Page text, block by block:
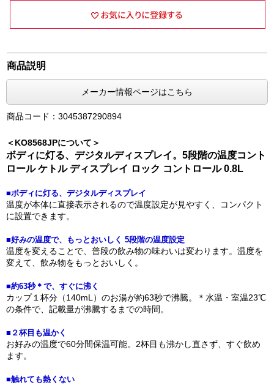
商品説明
メーカー情報ページはこちら
商品コード：3045387290894
＜KO8568JPについて＞
ボディに灯る、デジタルディスプレイ。5段階の温度コント
ロール ケトル ディスプレイ ロック コントロール 0.8L
■ボディに灯る、デジタルディスプレイ
温度が本体に直接表示されるので温度設定が見やすく、コンパクト
に設置できます。
■好みの温度で、もっとおいしく 5段階の温度設定
温度を変えることで、普段の飲み物の味わいは変わります。温度を
変えて、飲み物をもっとおいしく。
■約63秒＊で、すぐに沸く
カップ１杯分（140mL）のお湯が約63秒で沸騰。＊水温・室温23℃
の条件で、記載量が沸騰するまでの時間。
■２杯目も温かく
お好みの温度で60分間保温可能。2杯目も沸かし直さず、すぐ飲め
ます。
■触れても熱くない